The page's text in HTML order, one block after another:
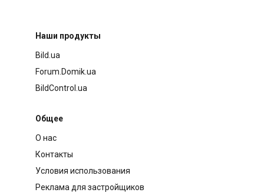
Наши продукты
Bild.ua
Forum.Domik.ua
BildControl.ua
Общее
О нас
Контакты
Условия использования
Реклама для застройщиков